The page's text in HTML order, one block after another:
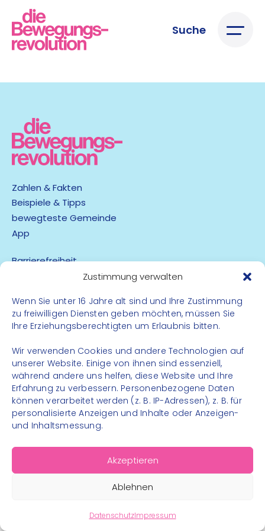
Zustimmung verwalten
Wenn Sie unter 16 Jahre alt sind und Ihre Zustimmung
zu freiwilligen Diensten geben möchten, müssen Sie
Ihre Erziehungsberechtigten um Erlaubnis bitten.
Wir verwenden Cookies und andere Technologien auf
unserer Website. Einige von ihnen sind essenziell,
während andere uns helfen, diese Website und Ihre
Erfahrung zu verbessern. Personenbezogene Daten
können verarbeitet werden (z. B. IP-Adressen), z. B. für
personalisierte Anzeigen und Inhalte oder Anzeigen-
und Inhaltsmessung.
Akzeptieren
Ablehnen
DatenschutzImpressum
Suche
Zahlen & Fakten
Beispiele & Tipps
bewegteste Gemeinde
App
Barrierefreiheit
Kontakt
Instagram
Facebook
© 2026 – Bewegungsland Steiermark gGmbH - Alle